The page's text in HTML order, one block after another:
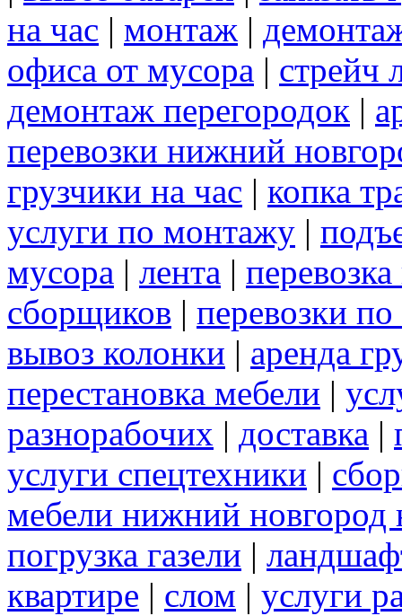
на час | монтаж |
офиса от мусора | стрейч
демонтаж перегородок |
перевозки нижний
грузчики на час | копка
услуги по монтажу |
мусора | лента |
сборщиков | перевозки
вывоз колонки | аренда
перестановка мебели |
разнорабочих | доставка |
услуги спецтехники |
мебели нижний новгород
погрузка газели |
квартире | слом | услуги